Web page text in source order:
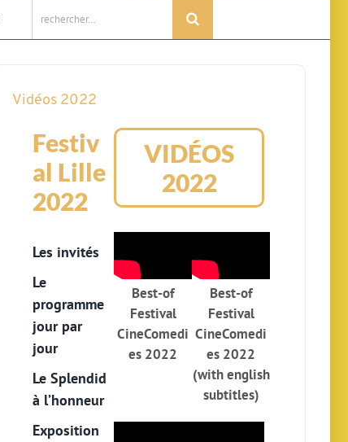
Vidéos 2022
Festiv
al Lille
2022
Les invités
Le
programme
jour par
jour
Le Splendid
à l’honneur
Exposition
VIDÉOS
2022
Best-of
Festival
CineComedi
es 2022
Best-of
Festival
CineComedi
es 2022
(with english
subtitles)